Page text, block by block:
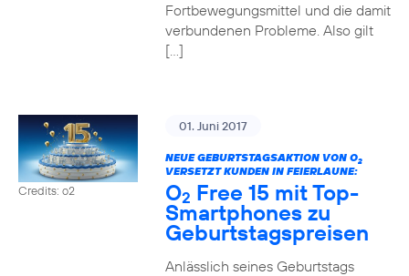
Fortbewegungsmittel und die damit
verbundenen Probleme. Also gilt
[…]
Credits: o2
01. Juni 2017
NEUE GEBURTSTAGSAKTION VON O2
VERSETZT KUNDEN IN FEIERLAUNE:
O2 Free 15 mit Top-
Smartphones zu
Geburtstagspreisen
Anlässlich seines Geburtstags